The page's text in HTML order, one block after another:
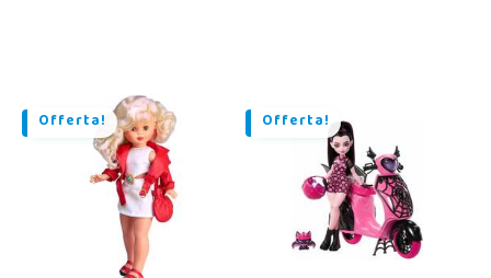
Offerta! Offerta!